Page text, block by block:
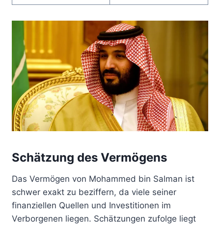
Schätzung des Vermögens
Das Vermögen von Mohammed bin Salman ist
schwer exakt zu beziffern, da viele seiner
finanziellen Quellen und Investitionen im
Verborgenen liegen. Schätzungen zufolge liegt